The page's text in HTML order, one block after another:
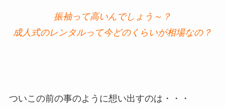
振袖って高いんでしょう～？
成人式のレンタルって今どのくらいが相場なの？
ついこの前の事のように想い出すのは・・・